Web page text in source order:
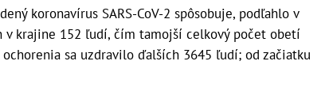
koronavírus SARS-CoV-2 spôsobuje, podľahlo v
v krajine 152 ľudí, čím tamojší celkový počet obetí
sa uzdravilo ďalších 3645 ľudí; od začiatku